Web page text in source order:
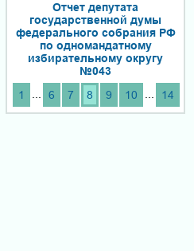
Отчет депутата
государственной думы
федерального собрания РФ
по одномандатному
избирательному округу
№043
1
... 6 7 8 9 10 ... 14